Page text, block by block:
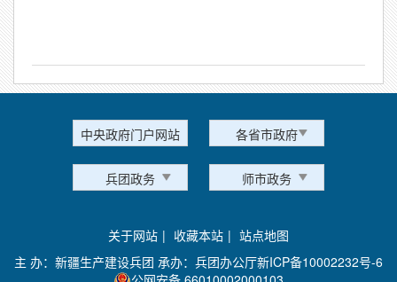
中央政府门户网站 各省市政府
兵团政务 师市政务
关于网站 | 收藏本站 | 站点地图
主 办：新疆生产建设兵团 承办：兵团办公厅新ICP备10002232号-6